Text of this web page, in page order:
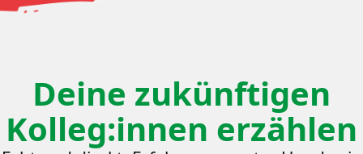
Deine zukünftigen
Kolleg:innen erzählen